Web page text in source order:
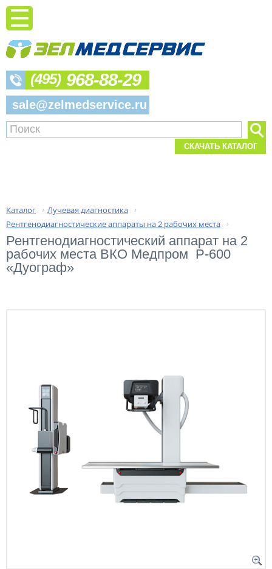
(495) 968-88-29
sale@zelmedservice.ru
СКАЧАТЬ КАТАЛОГ
Каталог › Лучевая диагностика ›
Рентгенодиагностические аппараты на 2 рабочих места ›
Рентгенодиагностический аппарат на 2
рабочих места ВКО Медпром  Р-600
«Дуограф»